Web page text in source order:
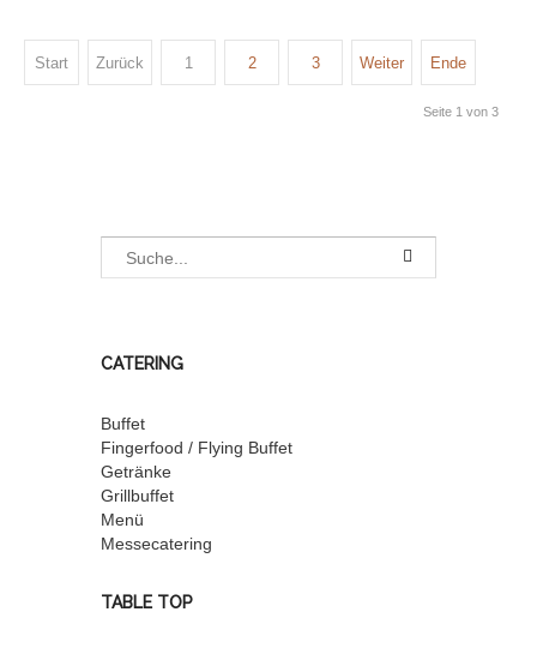
Start Zurück 1 2 3 Weiter Ende
Seite 1 von 3
CATERING
Buffet
Fingerfood / Flying Buffet
Getränke
Grillbuffet
Menü
Messecatering
TABLE TOP